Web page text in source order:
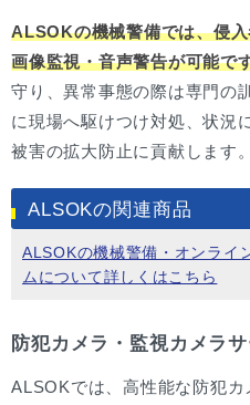
ALSOKの機械警備では、侵
画像監視・音声警告が可能で
守り、異常事態の際は専門の
に現場へ駆けつけ対処、状況
被害の拡大防止に貢献します。
ALSOKの関連商品
ALSOKの機械警備・オンライ
ムについて詳しくはこちら
防犯カメラ・監視カメラ
ALSOKでは、高性能な防犯